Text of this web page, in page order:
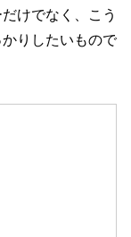
けでなく、こう
りしたいもので